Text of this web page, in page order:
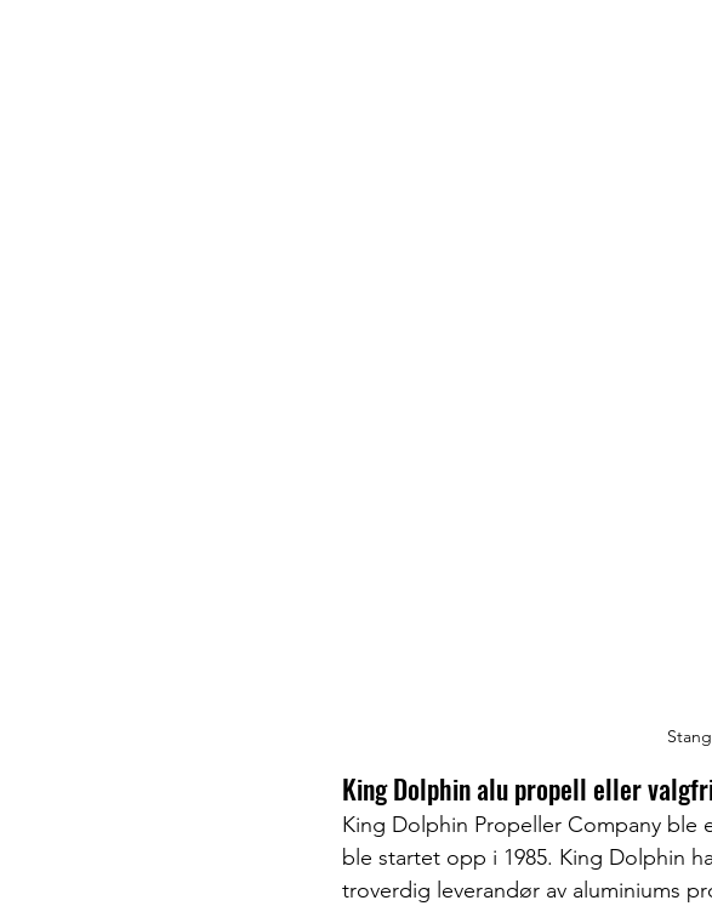
King Dolphin alu propell eller
King Dolphin Propeller Company ble
ble startet opp i 1985. King Dolphin
troverdig leverandør av aluminiums